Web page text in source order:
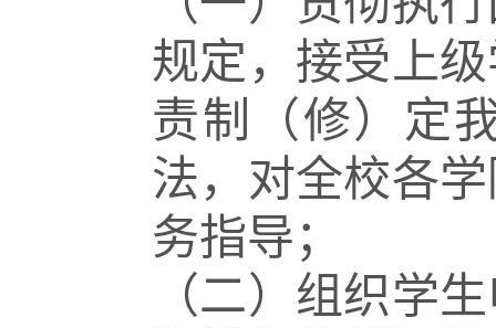
规定，接受上
责制（修）定
法，对全校各
务指导；
（二）组织学